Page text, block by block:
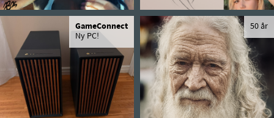
GameConnect
Ny PC!
50 år